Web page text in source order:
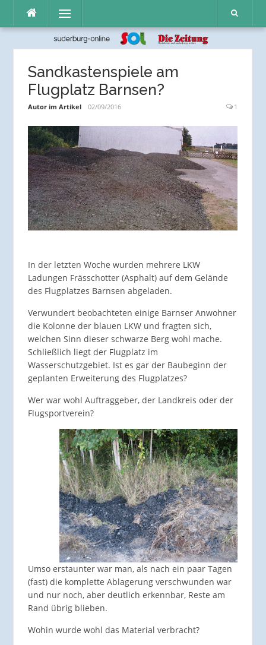
Inhalt
Menü
Sandkastenspiele am
Flugplatz Barnsen?
Autor im Artikel 02/09/2016 1
In der letzten Woche wurden mehrere LKW
Ladungen Frässchotter (Asphalt) auf dem Gelände
des Flugplatzes Barnsen abgeladen.
Verwundert beobachteten einige Barnser Anwohner
die Kolonne der blauen LKW und fragten sich,
welchen Sinn dieser schwarze Berg wohl mache.
Schließlich liegt der Flugplatz im
Wasserschutzgebiet. Ist es gar der Baubeginn der
geplanten Erweiterung des Flugplatzes?
Wer war wohl Auftraggeber, der Landkreis oder der
Flugsportverein?
Umso erstaunter war man, als nach ein paar Tagen
(fast) die komplette Ablagerung verschwunden war
und nur noch, aber deutlich erkennbar, Reste am
Rand übrig blieben.
Wohin wurde wohl das Material verbracht?